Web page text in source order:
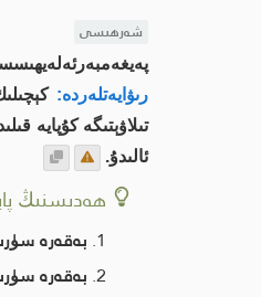
شەرھىسى
رىۋايەتلەردە:
تىلاۋېتىگە كۇپايە
ئالىدۇ.
ھەدىسنىڭ
بەقەرە
بەقەرە